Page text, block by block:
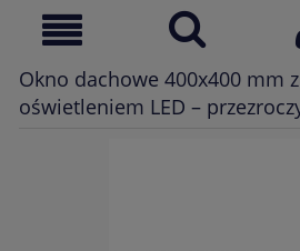
Okno dachowe 400x400 mm
oświetleniem LED –